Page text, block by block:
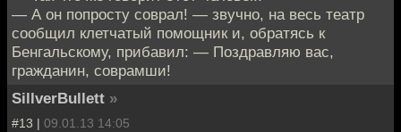
— А он попросту соврал! — звучно, на весь театр
сообщил клетчатый помощник и, обратясь к
Бенгальскому, прибавил: — Поздравляю вас,
гражданин, соврамши!
SillverBullett »
#13 | 09.01.13 14:05